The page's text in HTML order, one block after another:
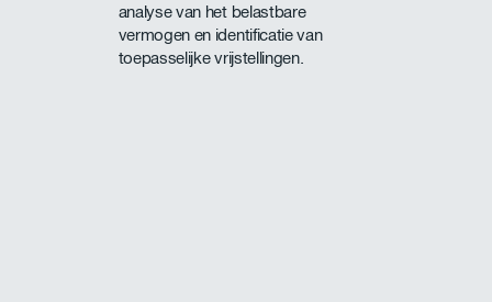
analyse van het belastbare
vermogen en identificatie van
toepasselijke vrijstellingen.